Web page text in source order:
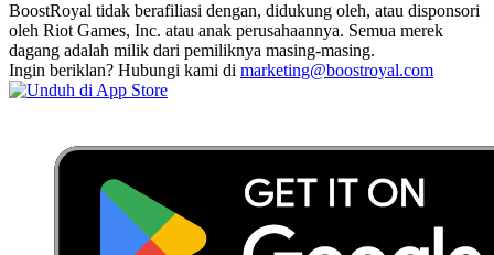
BoostRoyal tidak berafiliasi dengan, didukung oleh, atau disponsori
oleh Riot Games, Inc. atau anak perusahaannya. Semua merek
dagang adalah milik dari pemiliknya masing-masing.
Ingin beriklan? Hubungi kami di marketing@boostroyal.com